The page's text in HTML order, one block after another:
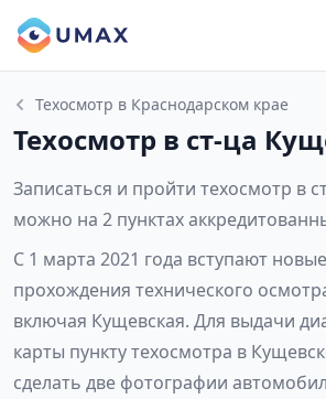
Техосмотр в Краснодарском крае
Техосмотр в ст-ца
Записаться и пройти техосмотр в
можно на 2 пунктах
С 1 марта 2021 года вступают
прохождения технического
включая Кущевская. Для выдачи
карты пункту техосмотра в
сделать две фотографии